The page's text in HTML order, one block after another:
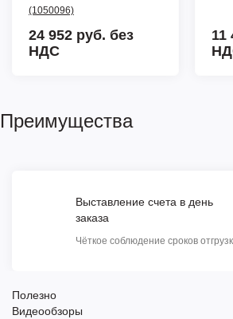
(1050096)
24 952 руб. без
НДС
11
Преимущества
Выставление счета в день
заказа
Чёткое соблюдение сроков
Полезно
Видеообзоры